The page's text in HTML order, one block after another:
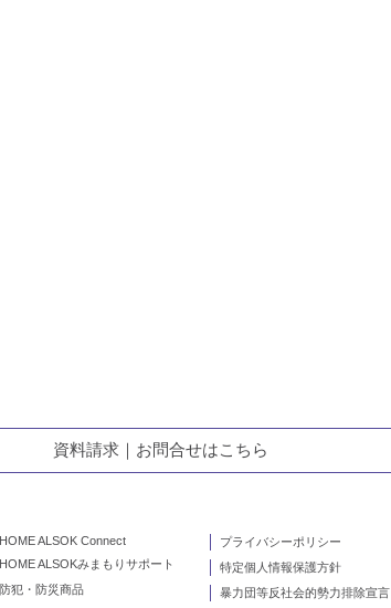
資料請求｜お問合せはこちら
HOME ALSOK Connect
HOME ALSOKみまもりサポート
防犯・防災商品
プライバシーポリシー
特定個人情報保護方針
暴力団等反社会的勢力排除宣言